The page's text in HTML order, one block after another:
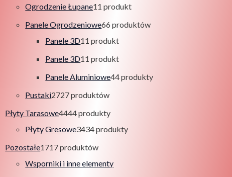
Ogrodzenie Łupane11 produkt
Panele Ogrodzeniowe66 produktów
Panele 3D11 produkt
Panele 3D11 produkt
Panele Aluminiowe44 produkty
Pustaki2727 produktów
Płyty Tarasowe4444 produkty
Płyty Gresowe3434 produkty
Pozostałe1717 produktów
Wsporniki i inne elementy